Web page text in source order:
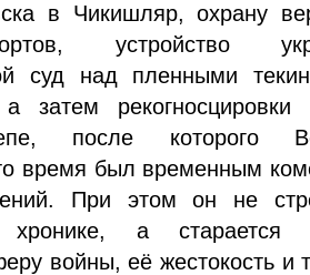
в Чикишляр, охрану
устройство
суд над пленными
а затем
после которого
время был временным
При этом он не
хронике, а старается
войны, её жестокость и